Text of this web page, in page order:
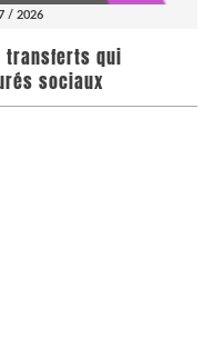
/ 2026
transferts qui
sociaux